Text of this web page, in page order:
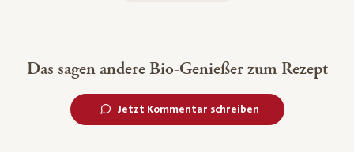
Das sagen andere Bio-Genießer zum Rezept
Jetzt Kommentar schreiben